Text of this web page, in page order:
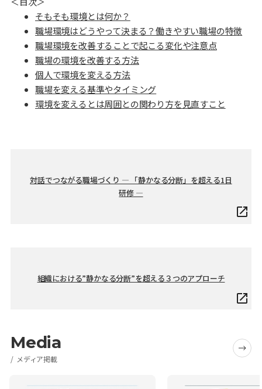
そもそも環境とは何か？
職場環境はどうやって決まる？働きやすい職場の特徴
職場環境を改善することで起こる変化や注意点
職場の環境を改善する方法
個人で環境を変える方法
職場を変える基準やタイミング
環境を変えるとは周囲との関わり方を見直すこと
対話でつながる職場づくり ― 「静かなる分断」を超える1日
研修 ―
組織における”静かなる分断”を超える３つのアプローチ
Media
メディア掲載